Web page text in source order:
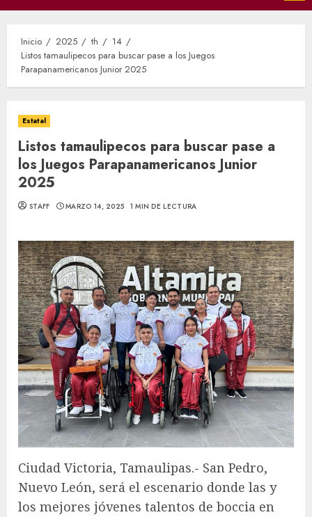
principal
Inicio 2025 th
14
Listos tamaulipecos para buscar pase a los Juegos
Parapanamericanos Junior 2025
Estatal
Listos tamaulipecos para buscar pase a
los Juegos Parapanamericanos Junior
2025
STAFF MARZO 14, 2025 1 MIN DE LECTURA
Ciudad Victoria, Tamaulipas.- San Pedro,
Nuevo León, será el escenario donde las y
los mejores jóvenes talentos de boccia en